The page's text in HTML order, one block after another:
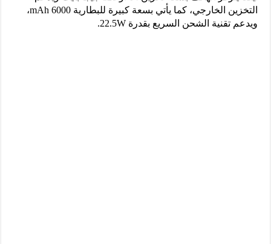
التخزين الخارجي، كما يأتي بسعة كبيرة للبطارية 6000 mAh،
ويدعم تقنية الشحن السريع بقدرة 22.5W.